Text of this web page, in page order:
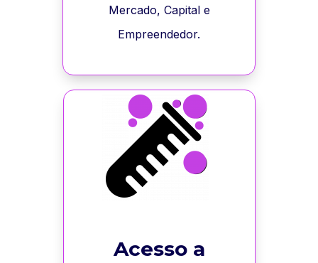
Mercado, Capital e
Empreendedor.
Acesso a